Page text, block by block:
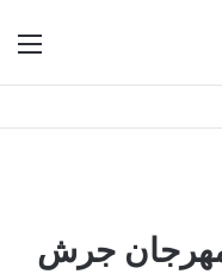
مهرجان جرش